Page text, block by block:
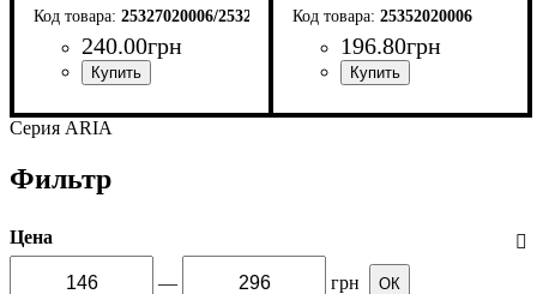
25327020006/25327020106
240.00грн
25352020006
196.80грн
Серия ARIA
Фильтр
Цена
— грн ОК